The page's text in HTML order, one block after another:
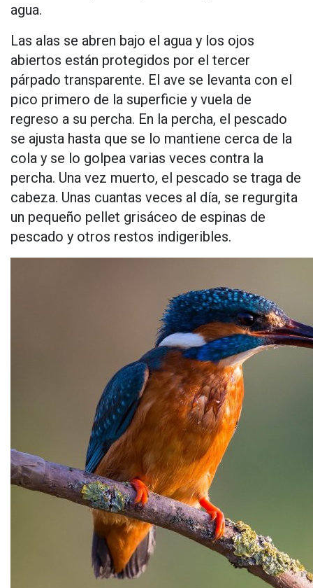
agua.
Las alas se abren bajo el agua y los ojos
abiertos están protegidos por el tercer
párpado transparente. El ave se levanta con el
pico primero de la superficie y vuela de
regreso a su percha. En la percha, el pescado
se ajusta hasta que se lo mantiene cerca de la
cola y se lo golpea varias veces contra la
percha. Una vez muerto, el pescado se traga de
cabeza. Unas cuantas veces al día, se regurgita
un pequeño pellet grisáceo de espinas de
pescado y otros restos indigeribles.